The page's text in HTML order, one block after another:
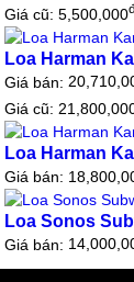
Giá cũ: 5,500,000
Loa Harman
Giá bán:
Giá cũ:
Loa Harman
Giá bán:
Loa Sonos
Giá bán: